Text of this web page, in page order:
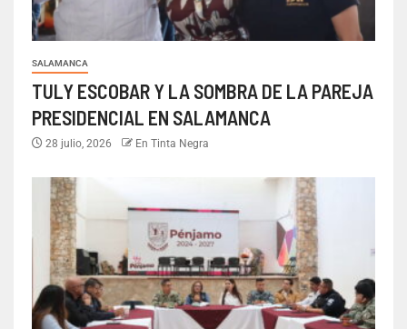
SALAMANCA
TULY ESCOBAR Y LA SOMBRA DE LA PAREJA
PRESIDENCIAL EN SALAMANCA
28 julio, 2026 En Tinta Negra